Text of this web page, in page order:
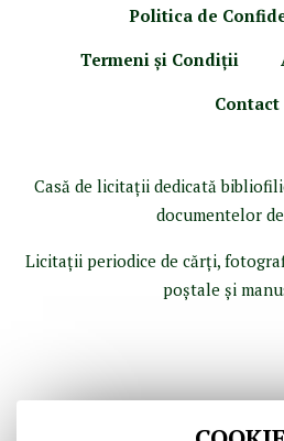
Politica de
Termeni şi Condiţii
Contact
Casă de licitaţii dedicată
documentelor
Licitaţii periodice de cărţi,
poştale şi